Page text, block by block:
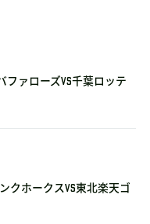
ファローズvs千葉ロッテ
クホークスVS東北楽天ゴ